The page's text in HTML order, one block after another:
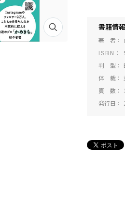
書籍情報
著 者
ISBN
判 型
体 裁
頁 数
発行日